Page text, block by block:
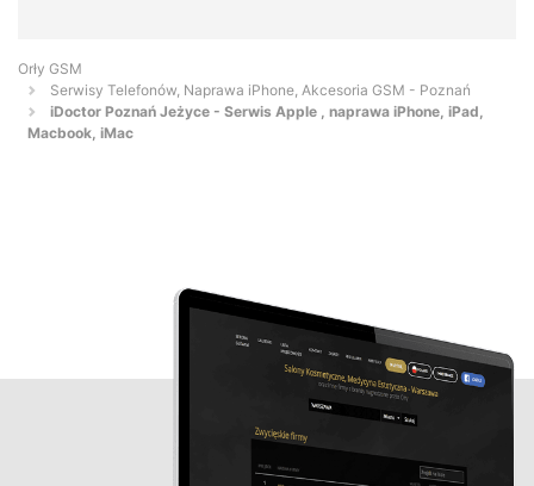
Orły GSM
Serwisy Telefonów, Naprawa iPhone, Akcesoria GSM - Poznań
iDoctor Poznań Jeżyce - Serwis Apple , naprawa iPhone, iPad,
Macbook, iMac